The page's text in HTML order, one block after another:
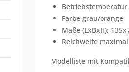
Betriebstemperatur
Farbe grau/orange
Maße (LxBxH):
Reichweite
Modelliste mit